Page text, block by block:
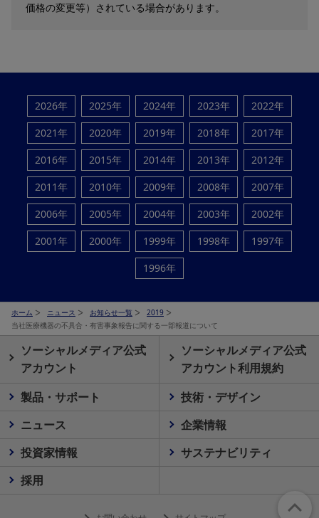
価格の変更等）されている場合があります。
2026年 2025年 2024年 2023年
2022年
2021年
2020年 2019年 2018年
2017年
2016年
2015年 2014年 2013年
2012年
2011年
2010年 2009年 2008年
2007年
2006年
2005年 2004年 2003年
2002年
2001年
2000年 1999年 1998年
1997年
1996年
ホーム ニュース お知らせ一覧
2019
当社医療機器の不具合・有害事象報告に関する一部報道について
ソーシャルメディア公式
アカウント
ソーシャルメディア公式
アカウント利用規約
製品・サポート
技術・デザイン
ニュース
企業情報
投資家情報
サステナビリティ
採用